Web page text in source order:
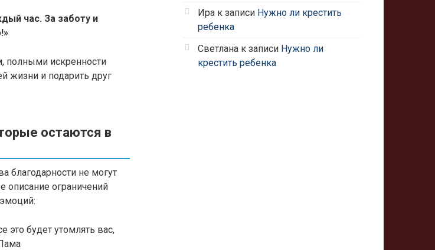
час. За заботу и
полными искренности
жизни и подарить друг
остаются в
благодарности не могут
описание ограничений
будет утомлять вас,
Ира к записи Нужно ли крестить
ребенка
Светлана к записи Нужно ли
крестить ребенка